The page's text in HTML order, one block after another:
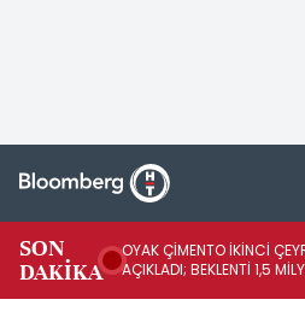
SON
DAKİKA
OYAK ÇİMENTO İKİNCİ
AÇIKLADI; BEKLENTİ 1,5